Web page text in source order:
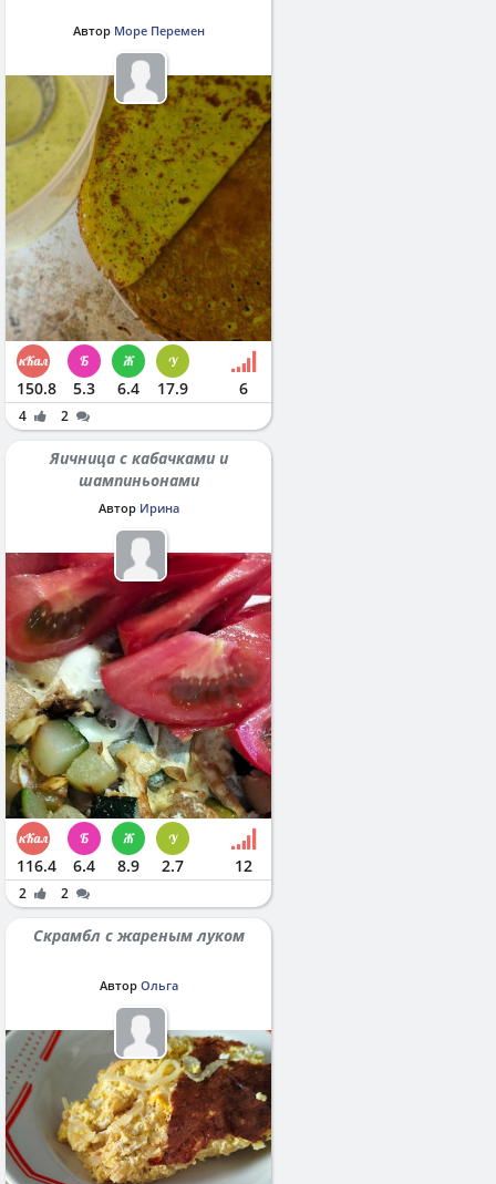
Автор Море Перемен
150.8 5.3 6.4 17.9 6
4 2
Яичница с кабачками и
шампиньонами
Автор Ирина
116.4 6.4 8.9 2.7 12
2 2
Скрамбл с жареным луком
Автор Ольга